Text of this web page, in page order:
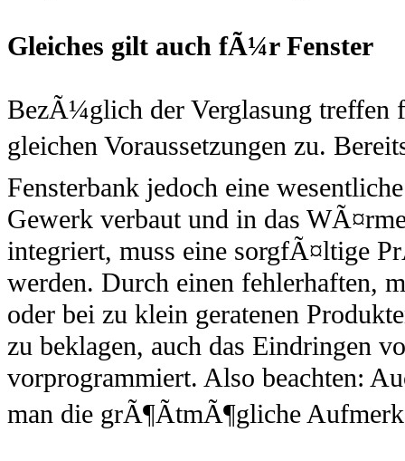
Gleiches gilt auch fÃ¼r Fenster
BezÃ¼glich der Verglasung
gleichen Voraussetzungen zu.
Fensterbank jedoch eine
Gewerk verbaut und in das
integriert, muss eine sorgfÃ¤ltige
werden. Durch einen fehlerhaften,
oder bei zu klein geratenen
zu beklagen, auch das Eindringen
vorprogrammiert. Also beachten:
man die grÃ¶ÃtmÃ¶gliche